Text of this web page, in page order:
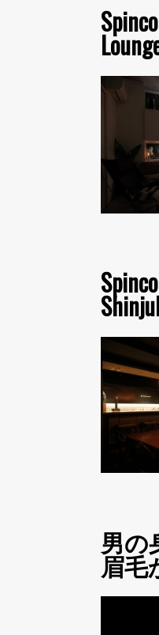
男の
眉毛